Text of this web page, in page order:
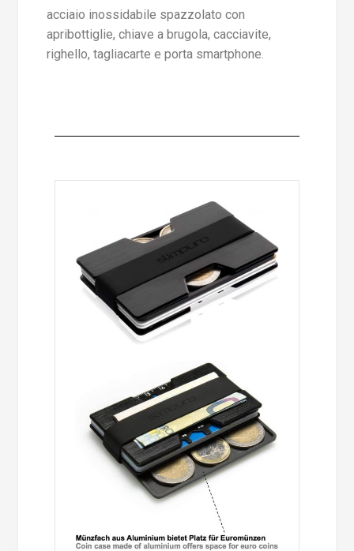
acciaio inossidabile spazzolato con
apribottiglie, chiave a brugola, cacciavite,
righello, tagliacarte e porta smartphone.